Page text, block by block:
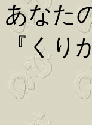
あなた
『くり